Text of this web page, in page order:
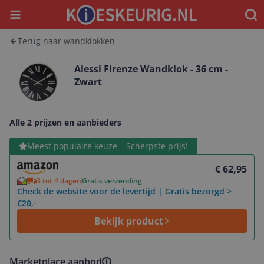
Menu
Terug naar wandklokken
Alessi Firenze Wandklok - 36 cm -
Zwart
Alle 2 prijzen en aanbieders
Meest populaire keuze – Scherpste prijs!
€ 62,95
3 tot 4 dagenGratis verzending
Check de website voor de levertijd | Gratis bezorgd >
€20,-
Bekijk product
Bekijk product